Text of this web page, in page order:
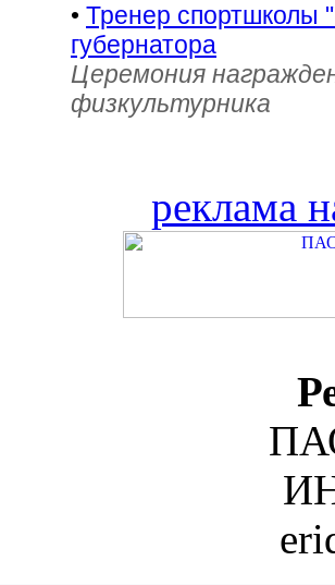
• Тренер спортшколы
губернатора
Церемония
физкультурника
реклама